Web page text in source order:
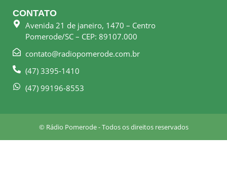
e
b
o
k
s
q
a
t
a
g
r
a
m
CONTATO
Avenida 21 de janeiro, 1470 – Centro
Pomerode/SC – CEP: 89107.000
contato@radiopomerode.com.br
(47) 3395-1410
(47) 99196-8553
© Rádio Pomerode - Todos os direitos reservados